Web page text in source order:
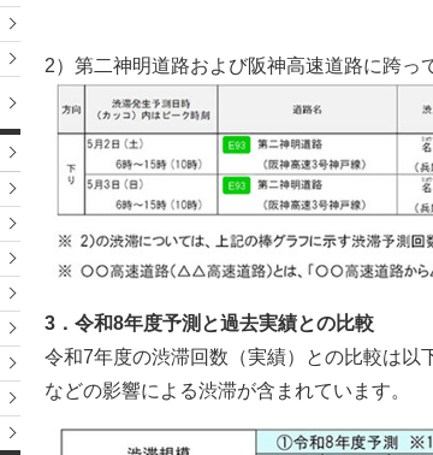
2）第二神明道路および阪神高速道路に跨
3．令和8年度予測と過去実績との比較
令和7年度の渋滞回数（実績）との比較は以
などの影響による渋滞が含まれています。